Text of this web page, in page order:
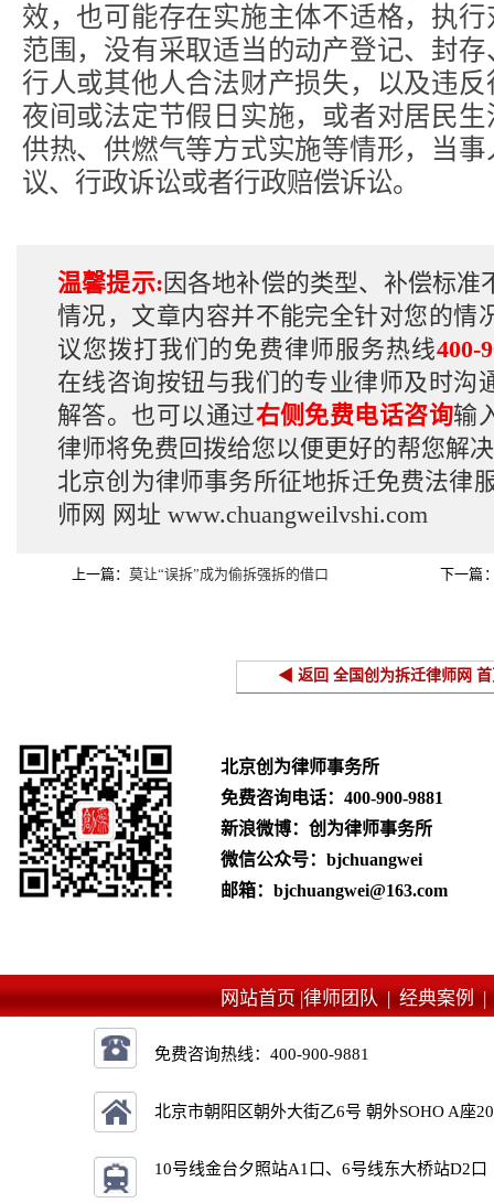
效，也可能存在实施主体不适格，执
范围，没有采取适当的动产登记、封
行人或其他人合法财产损失，以及违
夜间或法定节假日实施，或者对居民
供热、供燃气等方式实施等情形，当
议、行政诉讼或者行政赔偿诉讼。
温馨提示:因各地补偿的类型、补偿标准
情况，文章内容并不能完全针对您的情
议您拨打我们的免费律师服务热线400-
在线咨询按钮与我们的专业律师及时沟
解答。也可以通过右侧免费电话咨询输
律师将免费回拨给您以便更好的帮您解
北京创为律师事务所征地拆迁免费法律
师网 网址 www.chuangweilvshi.com
上一篇： 莫让“误拆”成为偷拆强拆的借口 下一篇
◀ 返回 全国创为拆迁律师网
北京创为律师事务所
免费咨询电话： 400-900-9881
新浪微博：创为律师事务所
微信公众号：bjchuangwei
邮箱：bjchuangwei@163.com
网站首页 |律师团队 |经典案例
免费咨询热线：400-900-9881
北京市朝阳区朝外大街乙6号 朝外SOHO A座
10号线金台夕照站A1口、6号线东大桥站D2口